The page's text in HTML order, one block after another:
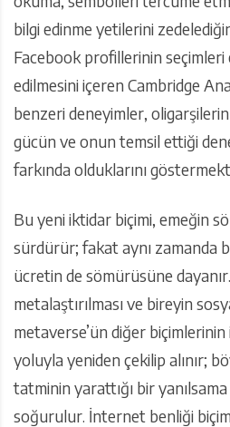
bilgi edinme yetilerini
Facebook profillerinin
edilmesini içeren Cambridge
benzeri deneyimler, oligarşilerin
gücün ve onun temsil ettiği
farkında olduklarını
Bu yeni iktidar biçimi, emeğin
sürdürür; fakat aynı zamanda
ücretin de sömürüsüne
metalaştırılması ve bireyin
metaverse’ün diğer biçimlerinin
yoluyla yeniden çekilip alınır;
tatminin yarattığı bir
soğurulur. İnternet benliği